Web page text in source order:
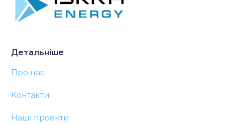
Детальніше
Про нас
Контакти
Наші проекти